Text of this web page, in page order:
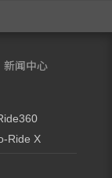
新闻中心
Ride X